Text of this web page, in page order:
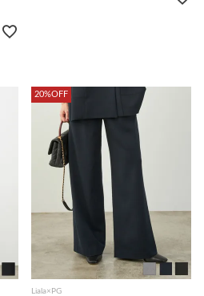
20%OFF
Liala×PG